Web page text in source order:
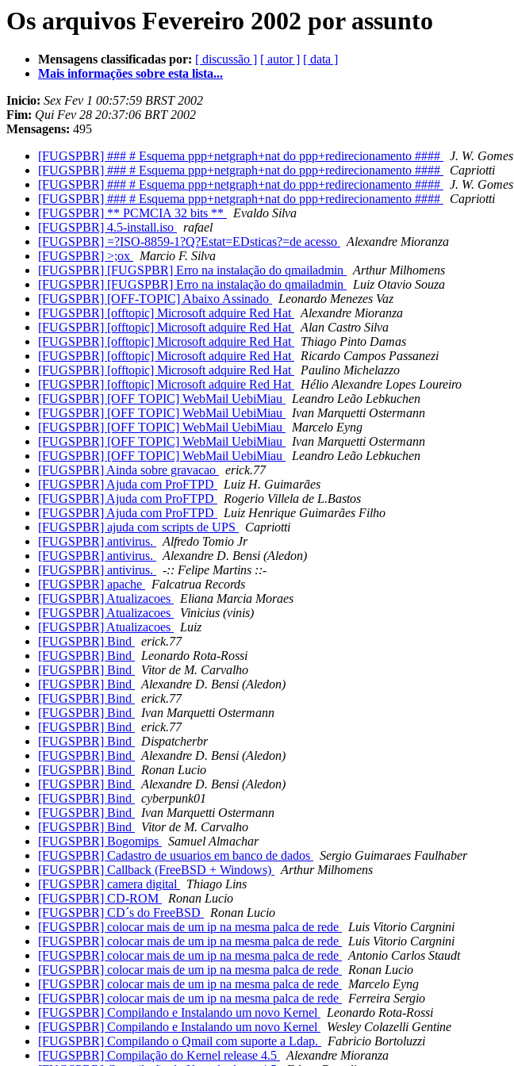
Os arquivos Fevereiro 2002 por assunto
Mensagens classificadas por: [ discussão ] [ autor ] [ data ]
Mais informações sobre esta lista...
Inicio: Sex Fev 1 00:57:59 BRST 2002
Fim: Qui Fev 28 20:37:06 BRT 2002
Mensagens: 495
[FUGSPBR] ### # Esquema ppp+netgraph+nat do ppp+redirecionamento ####
J. W. Gomes
[FUGSPBR] ### # Esquema ppp+netgraph+nat do ppp+redirecionamento ####
Capriotti
[FUGSPBR] ### # Esquema ppp+netgraph+nat do ppp+redirecionamento ####
J. W. Gomes
[FUGSPBR] ### # Esquema ppp+netgraph+nat do ppp+redirecionamento ####
Capriotti
[FUGSPBR] ** PCMCIA 32 bits **
Evaldo Silva
[FUGSPBR] 4.5-install.iso
rafael
[FUGSPBR] =?ISO-8859-1?Q?Estat=EDsticas?=de acesso
Alexandre Mioranza
[FUGSPBR] >;ox
Marcio F. Silva
[FUGSPBR] [FUGSPBR] Erro na instalação do qmailadmin
Arthur Milhomens
[FUGSPBR] [FUGSPBR] Erro na instalação do qmailadmin
Luiz Otavio Souza
[FUGSPBR] [OFF-TOPIC] Abaixo Assinado
Leonardo Menezes Vaz
[FUGSPBR] [offtopic] Microsoft adquire Red Hat
Alexandre Mioranza
[FUGSPBR] [offtopic] Microsoft adquire Red Hat
Alan Castro Silva
[FUGSPBR] [offtopic] Microsoft adquire Red Hat
Thiago Pinto Damas
[FUGSPBR] [offtopic] Microsoft adquire Red Hat
Ricardo Campos Passanezi
[FUGSPBR] [offtopic] Microsoft adquire Red Hat
Paulino Michelazzo
[FUGSPBR] [offtopic] Microsoft adquire Red Hat
Hélio Alexandre Lopes Loureiro
[FUGSPBR] [OFF TOPIC] WebMail UebiMiau
Leandro Leão Lebkuchen
[FUGSPBR] [OFF TOPIC] WebMail UebiMiau
Ivan Marquetti Ostermann
[FUGSPBR] [OFF TOPIC] WebMail UebiMiau
Marcelo Eyng
[FUGSPBR] [OFF TOPIC] WebMail UebiMiau
Ivan Marquetti Ostermann
[FUGSPBR] [OFF TOPIC] WebMail UebiMiau
Leandro Leão Lebkuchen
[FUGSPBR] Ainda sobre gravacao
erick.77
[FUGSPBR] Ajuda com ProFTPD
Luiz H. Guimarães
[FUGSPBR] Ajuda com ProFTPD
Rogerio Villela de L.Bastos
[FUGSPBR] Ajuda com ProFTPD
Luiz Henrique Guimarães Filho
[FUGSPBR] ajuda com scripts de UPS
Capriotti
[FUGSPBR] antivirus.
Alfredo Tomio Jr
[FUGSPBR] antivirus.
Alexandre D. Bensi (Aledon)
[FUGSPBR] antivirus.
-:: Felipe Martins ::-
[FUGSPBR] apache
Falcatrua Records
[FUGSPBR] Atualizacoes
Eliana Marcia Moraes
[FUGSPBR] Atualizacoes
Vinicius (vinis)
[FUGSPBR] Atualizacoes
Luiz
[FUGSPBR] Bind
erick.77
[FUGSPBR] Bind
Leonardo Rota-Rossi
[FUGSPBR] Bind
Vitor de M. Carvalho
[FUGSPBR] Bind
Alexandre D. Bensi (Aledon)
[FUGSPBR] Bind
erick.77
[FUGSPBR] Bind
Ivan Marquetti Ostermann
[FUGSPBR] Bind
erick.77
[FUGSPBR] Bind
Dispatcherbr
[FUGSPBR] Bind
Alexandre D. Bensi (Aledon)
[FUGSPBR] Bind
Ronan Lucio
[FUGSPBR] Bind
Alexandre D. Bensi (Aledon)
[FUGSPBR] Bind
cyberpunk01
[FUGSPBR] Bind
Ivan Marquetti Ostermann
[FUGSPBR] Bind
Vitor de M. Carvalho
[FUGSPBR] Bogomips
Samuel Almachar
[FUGSPBR] Cadastro de usuarios em banco de dados
Sergio Guimaraes Faulhaber
[FUGSPBR] Callback (FreeBSD + Windows)
Arthur Milhomens
[FUGSPBR] camera digital
Thiago Lins
[FUGSPBR] CD-ROM
Ronan Lucio
[FUGSPBR] CD´s do FreeBSD
Ronan Lucio
[FUGSPBR] colocar mais de um ip na mesma palca de rede
Luis Vitorio Cargnini
[FUGSPBR] colocar mais de um ip na mesma palca de rede
Luis Vitorio Cargnini
[FUGSPBR] colocar mais de um ip na mesma palca de rede
Antonio Carlos Staudt
[FUGSPBR] colocar mais de um ip na mesma palca de rede
Ronan Lucio
[FUGSPBR] colocar mais de um ip na mesma palca de rede
Marcelo Eyng
[FUGSPBR] colocar mais de um ip na mesma palca de rede
Ferreira Sergio
[FUGSPBR] Compilando e Instalando um novo Kernel
Leonardo Rota-Rossi
[FUGSPBR] Compilando e Instalando um novo Kernel
Wesley Colazelli Gentine
[FUGSPBR] Compilando o Qmail com suporte a Ldap.
Fabricio Bortoluzzi
[FUGSPBR] Compilação do Kernel release 4.5
Alexandre Mioranza